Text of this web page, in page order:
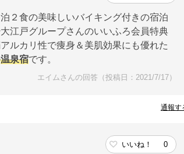
２食の美味しいバイキング付きの宿泊
江戸グループさんのいいふろ会員特典
ルカリ性で痩身＆美肌効果にも優れた
温泉宿です。
エイムさんの回答（投稿日：2021/7/17）
通報す
いいね！ 0